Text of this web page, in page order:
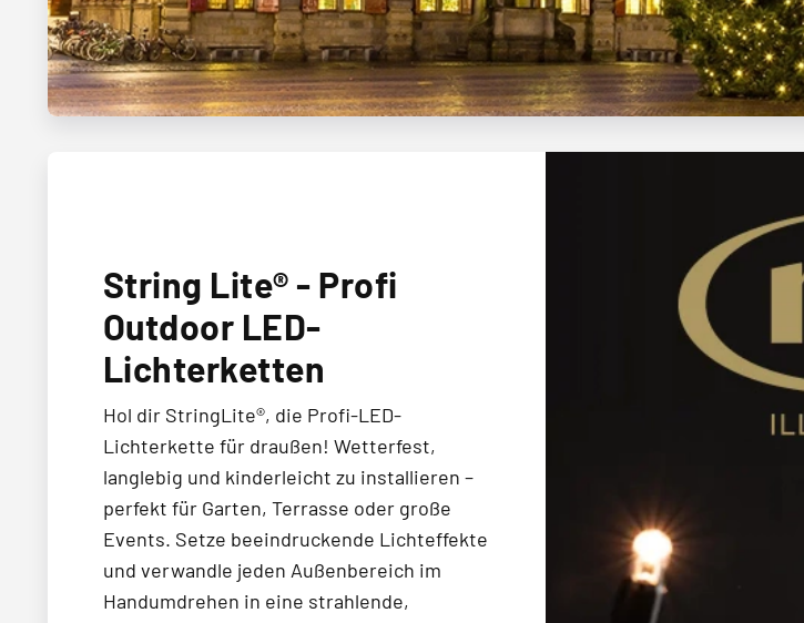
String Lite® - Profi
Outdoor LED-
Lichterketten
Hol dir StringLite®, die Profi-LED-
Lichterkette für draußen! Wetterfest,
langlebig und kinderleicht zu installieren –
perfekt für Garten, Terrasse oder große
Events. Setze beeindruckende Lichteffekte
und verwandle jeden Außenbereich im
Handumdrehen in eine strahlende,